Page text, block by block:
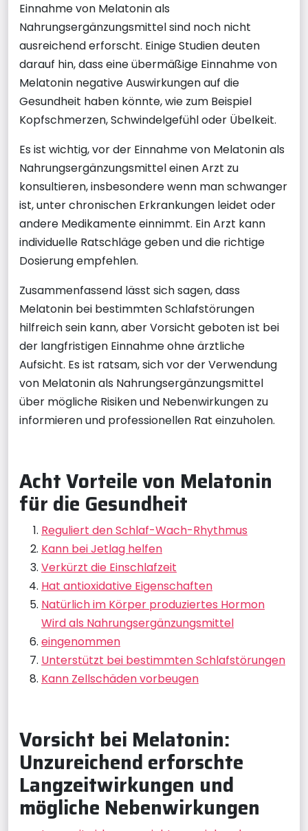
Einnahme von Melatonin als
Nahrungsergänzungsmittel sind noch nicht
ausreichend erforscht. Einige Studien deuten
darauf hin, dass eine übermäßige Einnahme von
Melatonin negative Auswirkungen auf die
Gesundheit haben könnte, wie zum Beispiel
Kopfschmerzen, Schwindelgefühl oder Übelkeit.
Es ist wichtig, vor der Einnahme von Melatonin als
Nahrungsergänzungsmittel einen Arzt zu
konsultieren, insbesondere wenn man schwanger
ist, unter chronischen Erkrankungen leidet oder
andere Medikamente einnimmt. Ein Arzt kann
individuelle Ratschläge geben und die richtige
Dosierung empfehlen.
Zusammenfassend lässt sich sagen, dass
Melatonin bei bestimmten Schlafstörungen
hilfreich sein kann, aber Vorsicht geboten ist bei
der langfristigen Einnahme ohne ärztliche
Aufsicht. Es ist ratsam, sich vor der Verwendung
von Melatonin als Nahrungsergänzungsmittel
über mögliche Risiken und Nebenwirkungen zu
informieren und professionellen Rat einzuholen.
Acht Vorteile von Melatonin
für die Gesundheit
Reguliert den Schlaf-Wach-Rhythmus
Kann bei Jetlag helfen
Verkürzt die Einschlafzeit
Hat antioxidative Eigenschaften
Natürlich im Körper produziertes Hormon
Wird als Nahrungsergänzungsmittel
eingenommen
Unterstützt bei bestimmten Schlafstörungen
Kann Zellschäden vorbeugen
Vorsicht bei Melatonin:
Unzureichend erforschte
Langzeitwirkungen und
mögliche Nebenwirkungen